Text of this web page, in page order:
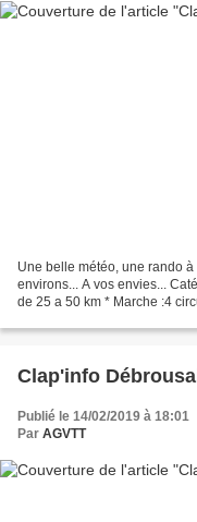
Une belle météo, une rando
environs... A vos envies...
de 25 a 50 km * Marche :4
Clap'info
Publié le 14/02/2019 à 18:01
Par AGVTT